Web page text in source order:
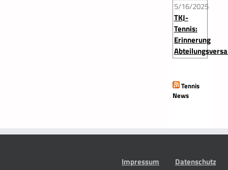
5/16/2025
TKJ-
Tennis:
Erinnerung
Tennis
News
Impressum Datenschutz